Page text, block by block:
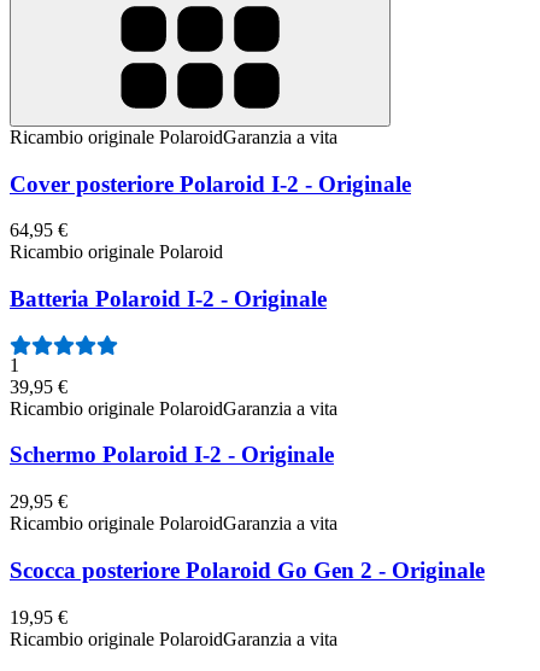
Ricambio originale PolaroidGaranzia a vita
Cover posteriore Polaroid I-2 - Originale
64,95 €
Ricambio originale Polaroid
Batteria Polaroid I-2 - Originale
1
39,95 €
Ricambio originale PolaroidGaranzia a vita
Schermo Polaroid I-2 - Originale
29,95 €
Ricambio originale PolaroidGaranzia a vita
Scocca posteriore Polaroid Go Gen 2 - Originale
19,95 €
Ricambio originale PolaroidGaranzia a vita